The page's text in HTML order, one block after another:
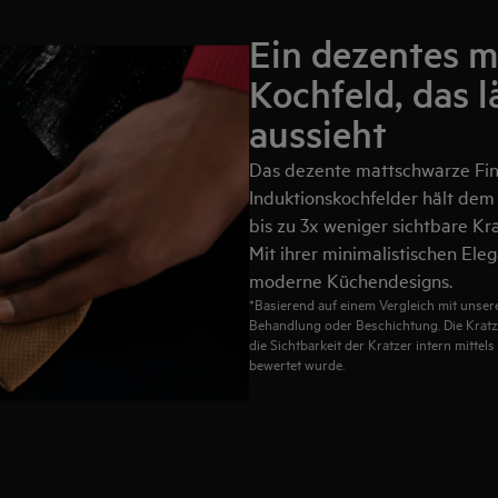
Ein dezentes
Kochfeld, das
aussieht
Das dezente mattschwarze
Induktionskochfelder hält
bis zu 3x weniger sichtbare
Mit ihrer minimalistischen
moderne Küchendesigns.
*Basierend auf einem Vergleich mit
Behandlung oder Beschichtung. Die
die Sichtbarkeit der Kratzer intern
bewertet wurde.